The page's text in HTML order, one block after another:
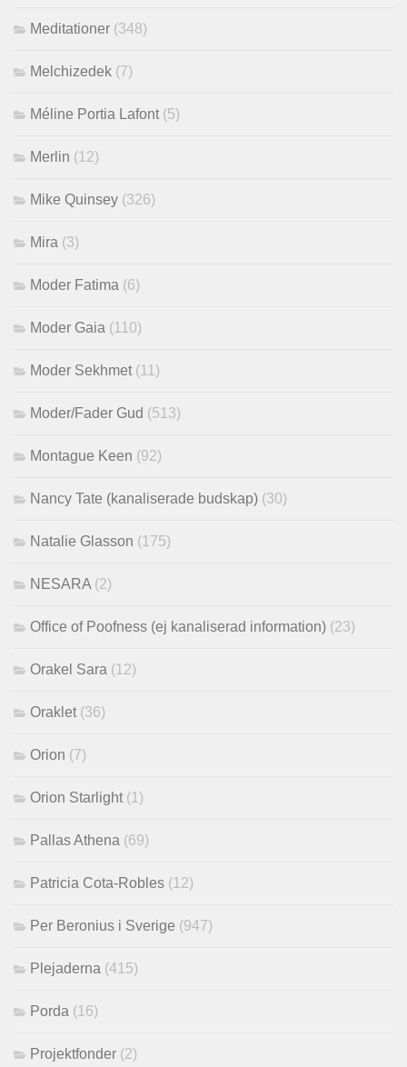
Meditationer (348)
Melchizedek (7)
Méline Portia Lafont (5)
Merlin (12)
Mike Quinsey (326)
Mira (3)
Moder Fatima (6)
Moder Gaia (110)
Moder Sekhmet (11)
Moder/Fader Gud (513)
Montague Keen (92)
Nancy Tate (kanaliserade budskap) (30)
Natalie Glasson (175)
NESARA (2)
Office of Poofness (ej kanaliserad information) (23)
Orakel Sara (12)
Oraklet (36)
Orion (7)
Orion Starlight (1)
Pallas Athena (69)
Patricia Cota-Robles (12)
Per Beronius i Sverige (947)
Plejaderna (415)
Porda (16)
Projektfonder (2)